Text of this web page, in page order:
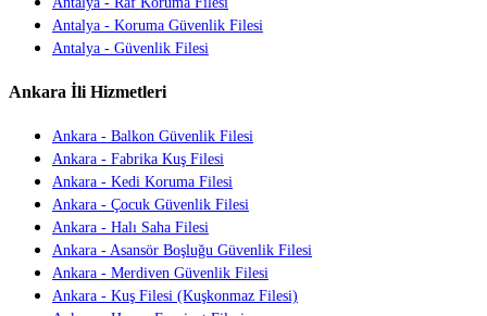
Antalya - Koruma Güvenlik Filesi
Antalya - Güvenlik Filesi
Ankara İli Hizmetleri
Ankara - Balkon Güvenlik Filesi
Ankara - Fabrika Kuş Filesi
Ankara - Kedi Koruma Filesi
Ankara - Çocuk Güvenlik Filesi
Ankara - Halı Saha Filesi
Ankara - Asansör Boşluğu Güvenlik Filesi
Ankara - Merdiven Güvenlik Filesi
Ankara - Kuş Filesi (Kuşkonmaz Filesi)